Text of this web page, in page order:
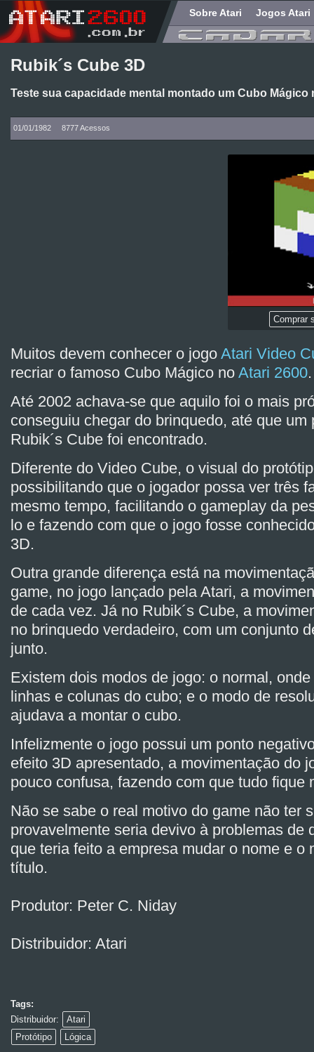
Sobre Atari Jogos Atari
Rubik´s Cube 3D
Teste sua capacidade mental montado um Cubo Mágico
01/01/1982 8777 Acessos
Comprar
Muitos devem conhecer o jogo Atari Video
recriar o famoso Cubo Mágico no Atari 2600.
Até 2002 achava-se que aquilo foi o mais
conseguiu chegar do brinquedo, até que um
Rubik´s Cube foi encontrado.
Diferente do Video Cube, o visual do
possibilitando que o jogador possa ver três
mesmo tempo, facilitando o gameplay da
lo e fazendo com que o jogo fosse
3D.
Outra grande diferença está na
game, no jogo lançado pela Atari, a
de cada vez. Já no Rubik´s Cube, a
no brinquedo verdadeiro, com um conjunto
junto.
Existem dois modos de jogo: o normal,
linhas e colunas do cubo; e o modo de
ajudava a montar o cubo.
Infelizmente o jogo possui um ponto
efeito 3D apresentado, a movimentação do
pouco confusa, fazendo com que tudo fique
Não se sabe o real motivo do game não ter
provavelmente seria devivo à problemas de
que teria feito a empresa mudar o nome e o
título.
Produtor: Peter C. Niday
Distribuidor: Atari
Tags:
Distribuidor:
Atari
Protótipo
Lógica